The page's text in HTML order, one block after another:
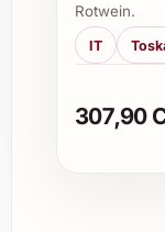
6. Passt
Gerichten?
marinierten
Rotwein.
IT
307,90